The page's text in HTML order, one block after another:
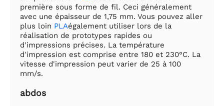
première sous forme de fil. Ceci généralement
avec une épaisseur de 1,75 mm. Vous pouvez aller
plus loin PLAégalement utiliser lors de la
réalisation de prototypes rapides ou
d'impressions précises. La température
d'impression est comprise entre 180 et 230°C. La
vitesse d'impression peut varier de 25 à 100
mm/s.
abdos